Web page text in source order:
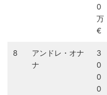
0
万
€
8
アンドレ・オナ
ナ
3
0
0
0